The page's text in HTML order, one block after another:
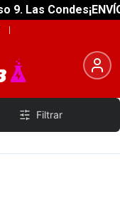
9. Las Condes
|
Filtrar